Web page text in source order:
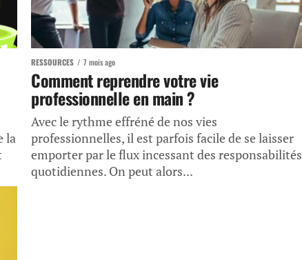
la
RESSOURCES 7 mois ago
Comment reprendre votre vie
professionnelle en main ?
Avec le rythme effréné de nos vies
professionnelles, il est parfois facile de se laisser
emporter par le flux incessant des responsabilités
quotidiennes. On peut alors...